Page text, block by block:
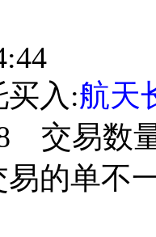
买入:航天
交易数
的单不